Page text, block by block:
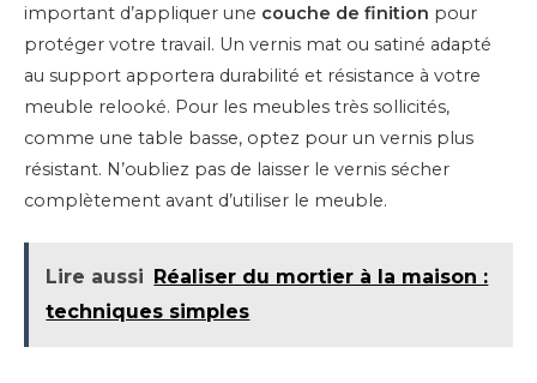
important d’appliquer une couche de finition pour
protéger votre travail. Un vernis mat ou satiné adapté
au support apportera durabilité et résistance à votre
meuble relooké. Pour les meubles très sollicités,
comme une table basse, optez pour un vernis plus
résistant. N’oubliez pas de laisser le vernis sécher
complètement avant d’utiliser le meuble.
Lire aussi
Réaliser du mortier à la maison :
techniques simples